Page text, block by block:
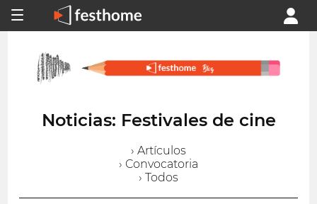
Noticias: Festivales de cine
› Artículos
› Convocatoria
› Todos